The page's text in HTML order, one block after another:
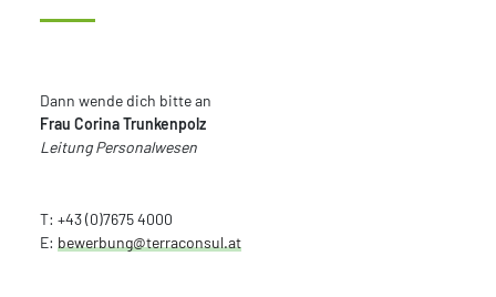
Dann wende dich bitte an
Frau Corina Trunkenpolz
Leitung Personalwesen
T: +43 (0)7675 4000
E: bewerbung@terraconsul.at